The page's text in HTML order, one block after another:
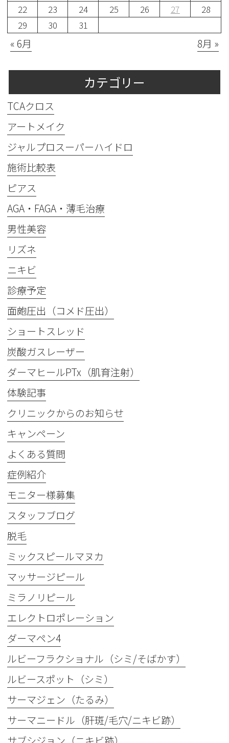
22
23 24 25 26 27
28
29
30 31
« 6月 8月 »
カテゴリー
TCAクロス
アートメイク
ジャルプロスーパーハイドロ
施術比較表
ピアス
AGA・FAGA・薄毛治療
男性美容
リズネ
ニキビ
診療予定
面皰圧出（コメド圧出）
ショートスレッド
炭酸ガスレーザー
ダーマヒールPTx（肌育注射）
体験記事
クリニックからのお知らせ
キャンペーン
よくある質問
症例紹介
モニター様募集
スタッフブログ
脱毛
ミックスピールマヌカ
マッサージピール
ミラノリピール
エレクトロポレーション
ダーマペン4
ルビーフラクショナル（シミ/そばかす）
ルビースポット（シミ）
サーマジェン（たるみ）
サーマニードル（肝斑/毛穴/ニキビ跡）